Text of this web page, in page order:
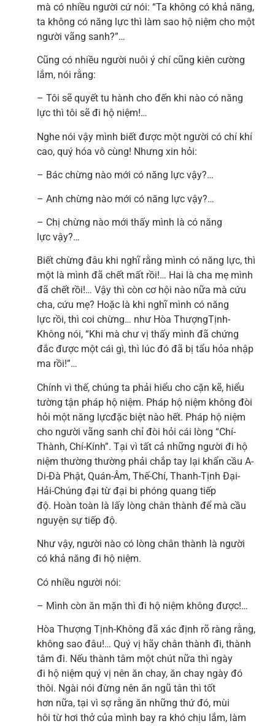
mà có nhiều người cứ nói: “Ta không có khả năng,
ta không có năng lực thì làm sao hộ niệm cho một
người vãng sanh?”…
Cũng có nhiều người nuôi ý chí cũng kiên cường
lắm, nói rằng:
– Tôi sẽ quyết tu hành cho đến khi nào có năng
lực thì tôi sẽ đi hộ niệm!…
Nghe nói vậy mình biết được một người có chí khí
cao, quý hóa vô cùng! Nhưng xin hỏi:
– Bác chừng nào mới có năng lực vậy?…
– Anh chừng nào mới có năng lực vậy?…
– Chị chừng nào mới thấy mình là có năng
lực vậy?…
Biết chừng đâu khi nghĩ rằng mình có năng lực, thì
một là mình đã chết mất rồi!… Hai là cha mẹ mình
đã chết rồi!… Vậy thì còn cơ hội nào nữa mà cứu
cha, cứu mẹ? Hoặc là khi nghĩ mình có năng
lực rồi, thì coi chừng… như Hòa ThượngTịnh-
Không nói, “Khi mà chư vị thấy mình đã chứng
đắc được một cái gì, thì lúc đó đã bị tẩu hỏa nhập
ma rồi!”…
Chính vì thế, chúng ta phải hiểu cho cặn kẽ, hiểu
tường tận pháp hộ niệm. Pháp hộ niệm không đòi
hỏi một năng lựcđặc biệt nào hết. Pháp hộ niệm
cho người vãng sanh chỉ đòi hỏi cái lòng “Chí-
Thành, Chí-Kính”. Tại vì tất cả những người đi hộ
niệm thường thường phải chắp tay lại khẩn cầu A-
Di-Đà Phật, Quán-Âm, Thế-Chí, Thanh-Tịnh Đại-
Hải-Chúng đại từ đại bi phóng quang tiếp
độ. Hoàn toàn là lấy lòng chân thành để mà cầu
nguyện sự tiếp độ.
Như vậy, người nào có lòng chân thành là người
có khả năng đi hộ niệm.
Có nhiều người nói:
– Mình còn ăn mặn thì đi hộ niệm không được!…
Hòa Thượng Tịnh-Không đã xác định rõ ràng rằng,
không sao đâu!… Quý vị hãy chân thành đi, thành
tâm đi. Nếu thành tâm một chút nữa thì ngày
đi hộ niệm quý vị nên ăn chay, ăn chay ngày đó
thôi. Ngài nói đừng nên ăn ngũ tân thì tốt
hơn nữa, tại vì sợ rằng ăn những thứ đó, mùi
hôi từ hơi thở của mình bay ra khó chịu lắm, làm